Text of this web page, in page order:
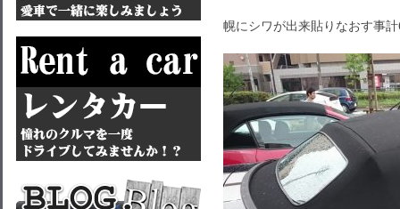
幌にシワが出来貼りなおす事